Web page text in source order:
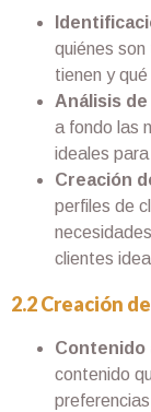
quiénes
tienen y
Análisis
a fondo las
ideales
Creación
perfiles de
clientes
2.2 Creación
Contenido
contenido